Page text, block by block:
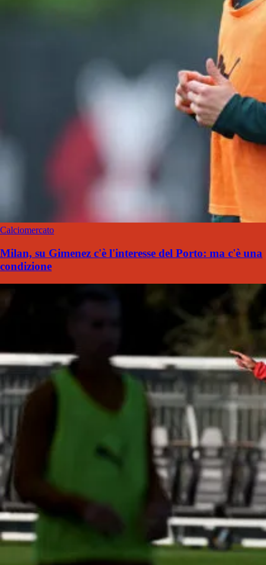
Calciomercato
Milan, su Gimenez c'è l'interesse del Porto: ma c'è una
condizione